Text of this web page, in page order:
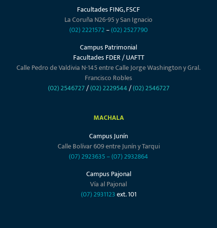
Facultades FING, FSCF
La Coruña N26-95 y San Ignacio
(02) 2221572–(02) 2527790
Campus Patrimonial
Facultades FDER / UAFTT
Calle Pedro de Valdivia N-145 entre Calle Jorge Washington y Gral.
Francisco Robles
(02) 2546727/(02) 2229544/(02) 2546727
MACHALA
Campus Junín
Calle Bolívar 609 entre Junín y Tarqui
(07) 2923635–(07) 2932864
Campus Pajonal
Vía al Pajonal
(07) 2931123ext. 101